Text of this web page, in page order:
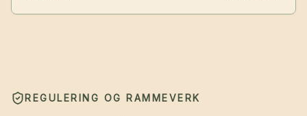
REGULERING OG RAMMEVERK